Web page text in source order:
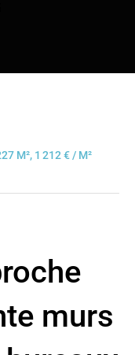
M², 1 212 € / M²
murs